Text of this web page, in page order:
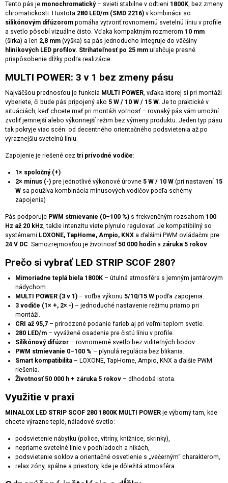
Tento pás je monochromatický– svieti stabilne v odtieni 1800K, bez zmeny
chromatickosti. Hustota 280 LED/m (SMD 2216) v kombinácii so
silikónovým difúzorom pomáha vytvoriť rovnomernú svetelnú líniu v profile
a svetlo pôsobí vizuálne čisto. Vďaka kompaktným rozmerom 10 mm
(šírka) a len 2,8 mm (výška) sa pás jednoducho integruje do väčšiny
hliníkových LED profilov. Strihateľnosť po 25 mm uľahčuje presné
prispôsobenie dĺžky podľa realizácie.
MULTI POWER: 3 v 1 bez zmeny pásu
Najväčšou prednosťou je funkcia MULTI POWER, vďaka ktorej si pri montáži
vyberiete, či bude pás pripojený ako 5 W / 10 W / 15 W. Je to praktické v
situáciách, keď chcete mať pri montáži voľnosť – rovnaký pás vám umožní
zvoliť jemnejší alebo výkonnejší režim bez výmeny produktu. Jeden typ pásu
tak pokryje viac scén: od decentného orientačného podsvietenia až po
výraznejšiu svetelnú líniu.
Zapojenie je riešené cez tri prívodné vodiče:
1× spoločný (+)
2× mínus (-) pre jednotlivé výkonové úrovne 5 W / 10 W (pri nastavení 15
W sa používa kombinácia mínusových vodičov podľa schémy
zapojenia)
Pás podporuje PWM stmievanie (0–100 %) s frekvenčným rozsahom 100
Hz až 20 kHz, takže intenzitu viete plynulo regulovať. Je kompatibilný so
systémami LOXONE, TapHome, Ampio, KNX a ďalšími PWM ovládačmi pre
24 V DC. Samozrejmosťou je životnosť 50 000 hodín a záruka 5 rokov.
Prečo si vybrať LED STRIP SCOF 280?
Mimoriadne teplá biela 1800K – útulná atmosféra s jemným jantárovým
nádychom.
MULTI POWER (3 v 1) – voľba výkonu 5/10/15 W podľa zapojenia.
3 vodiče (1× +, 2× -) – jednoduché nastavenie režimu priamo pri
montáži.
CRI až 95,7 – prirodzené podanie farieb aj pri veľmi teplom svetle.
280 LED/m – vyvážené osadenie pre čistú líniu v profile.
Silikónový difúzor – rovnomerné svetlo bez viditeľných bodov.
PWM stmievanie 0–100 % – plynulá regulácia bez blikania.
Smart kompatibilita – LOXONE, TapHome, Ampio, KNX a ďalšie PWM
riešenia.
Životnosť 50 000 h + záruka 5 rokov – dlhodobá istota.
Využitie v praxi
MINALOX LED STRIP SCOF 280 1800K MULTI POWER je výborný tam, kde
chcete výrazne teplé, náladové svetlo:
podsvietenie nábytku (police, vitríny, knižnice, skrinky),
nepriame svetelné línie v podhľadoch a nikách,
podsvietenie soklov a orientačné osvetlenie s „večerným“ charakterom,
relax zóny, spálne a priestory, kde je dôležitá atmosféra.